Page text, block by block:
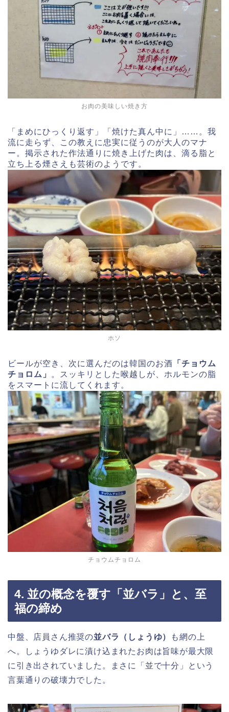
お肉の美味しい焼き方
「まめにひっくり返す」「焼けた真ん中に」……。我
流に走らず、この教えに忠実に従うのが大人のマナ
ー。掲示された作法通りに焼き上げた肉は、滴る脂と
立ち上る煙さえも芸術のようです。
ホソ
ビールが空き、次に選んだのは韓国のお酒 「チョウム
チョロム」
。スッキリとした喉越しが、ホルモンの脂
をスマートに流してくれます。
チョウムチョロム
4. 並の概念を覆す「並バラ」と、至
福の締め
中盤、店員さん推奨の並バラ（しょうゆ）
も網の上
へ。しょうゆダレに漬け込まれたお肉は旨味が最大限
に引き出されていました。まさに「並で十分」という
言葉通りの破壊力でした。